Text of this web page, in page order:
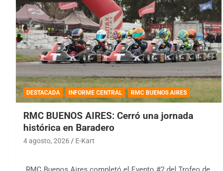
DESTACADA INFORME CENTRAL RMC BUENOS AIRES
RMC BUENOS AIRES: Cerró una jornada
histórica en Baradero
4 agosto, 2026 E-Kart